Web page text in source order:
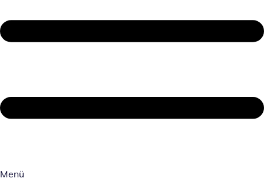
Menü